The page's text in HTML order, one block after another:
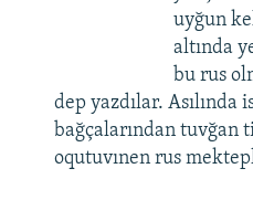
uyğun
altında
bu rus
dep yazdılar. Asılında
bağçalarından tuvğan
oqutuvınen rus